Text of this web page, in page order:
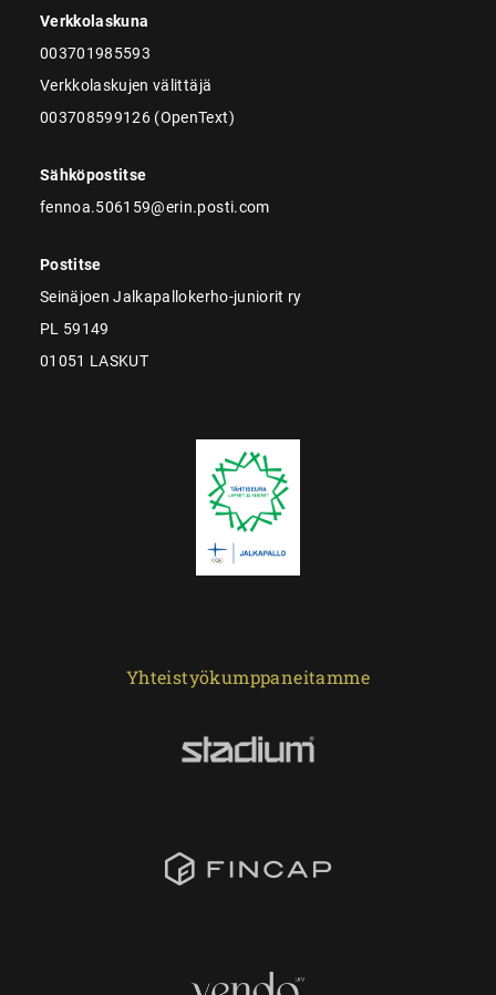
Verkkolaskuna
003701985593
Verkkolaskujen välittäjä
003708599126 (OpenText)
Sähköpostitse
fennoa.506159@erin.posti.com
Postitse
Seinäjoen Jalkapallokerho-juniorit ry
PL 59149
01051 LASKUT
Yhteistyökumppaneitamme